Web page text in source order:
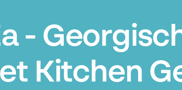
-
Kitchen